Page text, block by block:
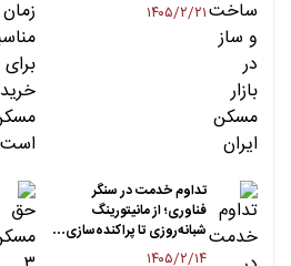
۱۴۰۵/۲/۲۱
تداوم خدمت در سنگر
فناوری؛ از مانیتورینگ
شبانه‌روزی تا پراکنده‌سازی…
۱۴۰۵/۲/۱۴